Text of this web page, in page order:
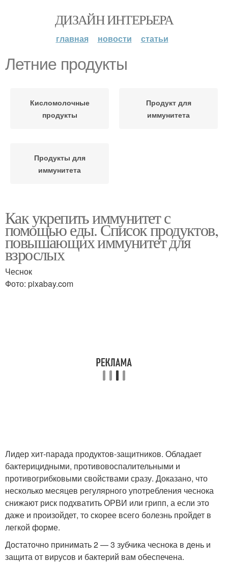
ДИЗАЙН ИНТЕРЬЕРА
главная новости статьи
Летние продукты
Кисломолочные
продукты
Продукт для
иммунитета
Продукты для
иммунитета
Как укрепить иммунитет с
помощью еды. Список продуктов,
повышающих иммунитет для
взрослых
Чеснок
Фото: pixabay.com
Лидер хит-парада продуктов-защитников. Обладает
бактерицидными, противовоспалительными и
противогрибковыми свойствами сразу. Доказано, что
несколько месяцев регулярного употребления чеснока
снижают риск подхватить ОРВИ или грипп, а если это
даже и произойдет, то скорее всего болезнь пройдет в
легкой форме.
Достаточно принимать 2 — 3 зубчика чеснока в день и
защита от вирусов и бактерий вам обеспечена.